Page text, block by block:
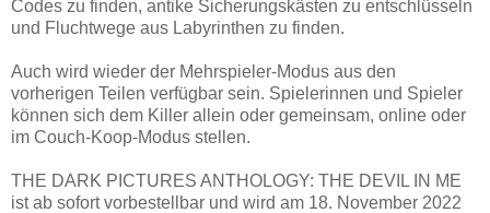
Codes zu finden, antike Sicherungskästen zu entschlüsseln
und Fluchtwege aus Labyrinthen zu finden.
Auch wird wieder der Mehrspieler-Modus aus den
vorherigen Teilen verfügbar sein. Spielerinnen und Spieler
können sich dem Killer allein oder gemeinsam, online oder
im Couch-Koop-Modus stellen.
THE DARK PICTURES ANTHOLOGY: THE DEVIL IN ME
ist ab sofort vorbestellbar und wird am 18. November 2022